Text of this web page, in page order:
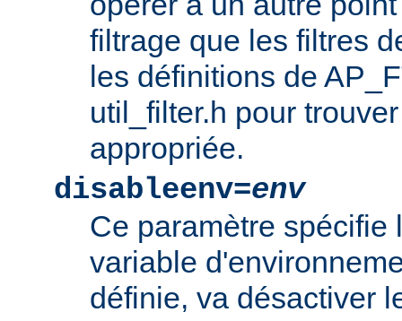
filtrage que les filtres
les définitions de
util_filter.h pour
appropriée.
disableenv=env
Ce paramètre spécifie
variable
définie, va désactiver